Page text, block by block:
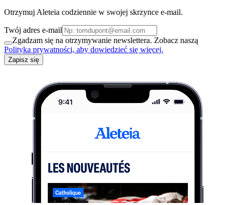
Otrzymuj Aleteia codziennie w swojej skrzynce e-mail.
Twój adres e-mail
Zgadzam się na otrzymywanie newslettera. Zobacz naszą
Polityka prywatności, aby dowiedzieć się więcej.
Zapisz się